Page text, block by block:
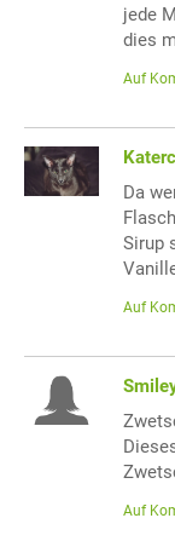
jede
dies
Auf
Da
Sirup
Auf
Auf